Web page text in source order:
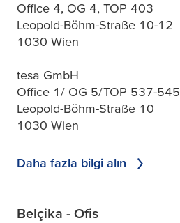
Office 4, OG 4, TOP 403
Leopold-Böhm-Straße 10-12
1030 Wien
tesa GmbH
Office 1/ OG 5/TOP 537-545
Leopold-Böhm-Straße 10
1030 Wien
Daha fazla bilgi alın
Belçika - Ofis